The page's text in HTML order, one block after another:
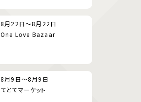
8月22日～8月22日
One Love Bazaar
8月9日～8月9日
てとてマーケット